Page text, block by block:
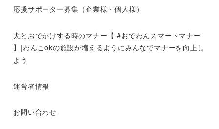
応援サポーター募集（企業様・個人様）
犬とおでかけする時のマナー【 #おでわんスマートマナー
】|わんこokの施設が増えるようにみんなでマナーを向上し
よう
運営者情報
お問い合わせ